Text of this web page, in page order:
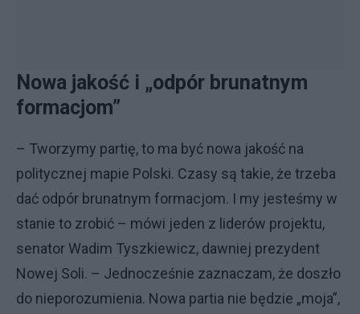
Nowa jakość i „odpór brunatnym
formacjom”
– Tworzymy partię, to ma być nowa jakość na
politycznej mapie Polski. Czasy są takie, że trzeba
dać odpór brunatnym formacjom. I my jesteśmy w
stanie to zrobić – mówi jeden z liderów projektu,
senator Wadim Tyszkiewicz, dawniej prezydent
Nowej Soli. – Jednocześnie zaznaczam, że doszło
do nieporozumienia. Nowa partia nie będzie „moja”,